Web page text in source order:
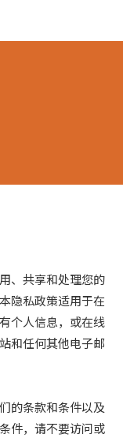
、共享和处理您的
隐私政策适用于在
个人信息，或在线
和任何其他电子邮
的条款和条件以及
件，请不要访问或